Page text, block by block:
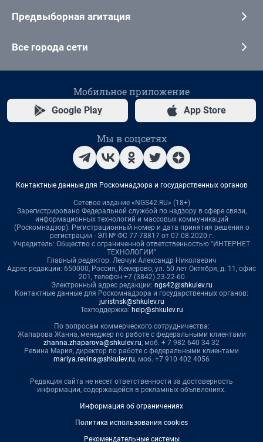
Предвыборная агитация
Все города сети
Мобильное приложение
Google Play App Store
Мы в соцсетях
Контактные данные для Роскомнадзора и государственных органов
Сетевое издание «NGS42.RU» (18+)
Зарегистрировано Федеральной службой по надзору в сфере связи,
информационных технологий и массовых коммуникаций
(Роскомнадзор). Регистрационный номер и дата принятия решения о
регистрации - ЭЛ № ФС 77-78817 от 07.08.2020 г.
Учредитель: Общество с ограниченной ответственностью "ИНТЕРНЕТ
ТЕХНОЛОГИИ"
Главный редактор: Левчук Александр Николаевич
Адрес редакции: 650000, Россия, Кемерово, ул. 50 лет Октября, д. 11, офис
201, телефон +7 (3842) 23-22-60
Электронный адрес редакции: ngs42@shkulev.ru
Контактные данные для Роскомнадзора и государственных органов:
juristnsk@shkulev.ru
Техподдержка: help@shkulev.ru
По вопросам коммерческого сотрудничества:
Жапарова Жанна, менеджер по работе с федеральными клиентами
zhanna.zhaparova@shkulev.ru, моб. + 7 982 640 34 32
Ревина Мария, директор по работе с федеральными клиентами
mariya.revina@shkulev.ru, моб. +7 910 402 4056
Редакция сайта не несет ответственности за достоверность
информации, содержащейся в рекламных объявлениях.
Информация об ограничениях
Политика использования cookies
Рекомендательные системы